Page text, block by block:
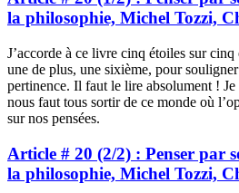
la philosophie, Michel Tozzi,
J’accorde à ce livre cinq étoiles sur
une de plus, une sixième, pour
pertinence. Il faut le lire absolument !
nous faut tous sortir de ce monde où
sur nos pensées.
Article # 20 (2/2) : Penser par
la philosophie, Michel Tozzi,